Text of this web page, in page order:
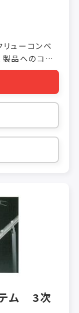
ューコンベ
が分解洗浄
品にも対応
能 分解が容
回転のため小
せずに洗浄が
ン酸ナトリウ
ム、石灰（乾
粉末、オニオ
ーリックパウ
ソウ粉末、
ン、大麦若
ープ、小麦
粉、粉末油
ム 3次